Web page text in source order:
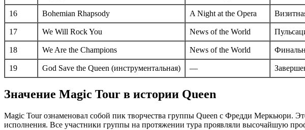
16 Bohemian Rhapsody A Night at the Opera
17 We Will Rock You News of the World
18 We Are the Champions News of the World
19 God Save the Queen (инструментальная) —
Значение Magic Tour в истории Queen
Magic Tour ознаменовал собой пик творчества группы Queen с Фредди Меркьюри.
исполнения. Все участники группы на протяжении тура проявляли высочайшую